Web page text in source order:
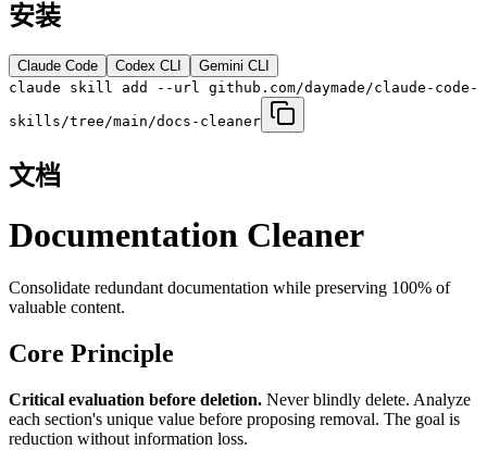
安装
Claude Code Codex CLI
Gemini CLI
claude skill add --url github.com/daymade/claude-code-
skills/tree/main/docs-cleaner
文档
Documentation Cleaner
Consolidate redundant documentation while preserving 100% of
valuable content.
Core Principle
Critical evaluation before deletion. Never blindly delete. Analyze
each section's unique value before proposing removal. The goal is
reduction without information loss.